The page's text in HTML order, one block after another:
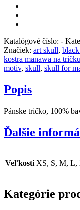
Katalógové číslo: -
Značiek: art skull,
kostra manawa na tričku
motiv, skull, skull for
Popis
Pánske tričko, 100%
Ďalšie
Veľkosti XS, S, M,
Kategórie